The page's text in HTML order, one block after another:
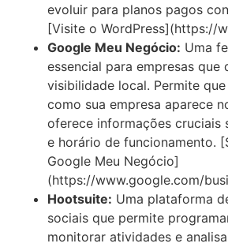
evoluir para planos pagos
[Visite o WordPress](https://
Google Meu Negócio: Uma
essencial para empresas que
visibilidade local. Permite
como sua empresa aparece
oferece informações cruciais
e horário de funcionamento.
Google Meu Negócio]
(https://www.google.com/
Hootsuite: Uma plataforma
sociais que permite
monitorar atividades e